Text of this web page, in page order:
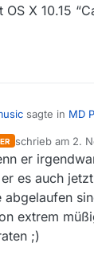
X 10.15
sagte in MD
den
meinem etwas
mein geliebtes
allerdings mit
Gelände -
MacTracker
bis MacOS X
MacBook Air
nicht MacAir!),
2008, kam mit
Air Late 2008
schrieb am 2.
zuletzt editiert
er
es auch
abgelaufen
extrem
;)